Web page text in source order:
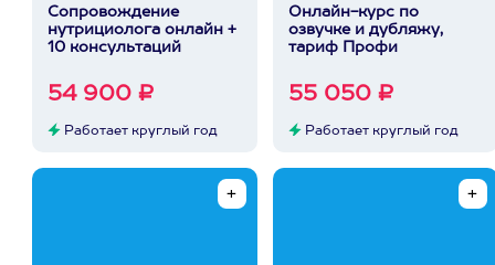
Сопровождение
нутрициолога онлайн +
10 консультаций
54 900 ₽
Работает круглый год
Онлайн-курс по
озвучке и дубляжу,
тариф Профи
55 050 ₽
Работает круглый год